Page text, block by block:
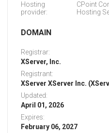
Hosting
provider:
CPoint
Hosting
DOMAIN
Registrar:
XServer, Inc.
Registrant:
XServer XServer Inc.
Updated:
April 01, 2026
Expires:
February 06, 2027